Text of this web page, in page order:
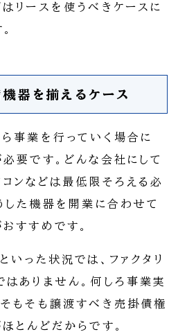
リースを使うべきケースに
器を揃えるケース
事業を行っていく場合に
要です。どんな会社にして
ンなどは最低限そろえる必
した機器を開業に合わせて
すすめです。
いった状況では、ファクタリ
ありません。何しろ事業実
もそも譲渡すべき売掛債権
とんどだからです。